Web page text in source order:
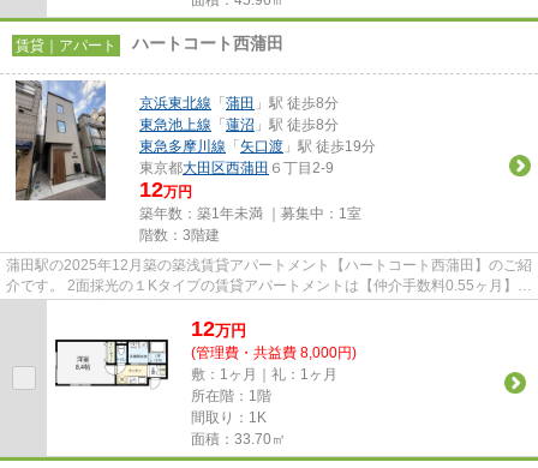
賃貸｜アパート ハートコート西蒲田
京浜東北線 「 蒲田 」駅 徒歩8分
東急池上線 「 蓮沼 」駅 徒歩8分
東急多摩川線 「 矢口渡 」駅 徒歩19分
東京都大田区西蒲田 ６丁目2-9
12万円
築年数：築1年未満 ｜募集中： 1室
階数：3階建
蒲田駅の2025年12月築の築浅賃貸アパートメント【ハートコート西蒲田】のご紹
介です。 2面採光の１Kタイプの賃貸アパートメントは【仲介手数料0.55ヶ月】で
12万円
(管理費・共益費 8,000円)
敷：1ヶ月｜礼：1ヶ月
所在階：1階
間取り：1K
面積：33.70㎡